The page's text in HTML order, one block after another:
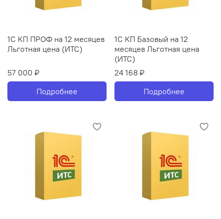
1С КП ПРОФ на 12 месяцев
Льготная цена (ИТС)
57 000 ₽
Подробнее
1С КП Базовый на 12
месяцев Льготная цена
(ИТС)
24 168 ₽
Подробнее